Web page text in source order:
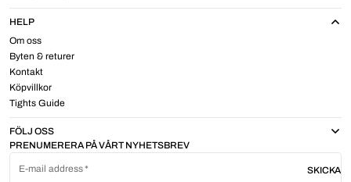
PRENUMERERA PÅ VÅRT NYHETSBREV
E-mail address SKICKA
HELP
Om oss
Byten & returer
Kontakt
Köpvillkor
Tights Guide
FÖLJ OSS